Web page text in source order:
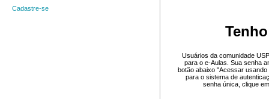
Cadastre-se
Usuários da comunidade
para o e-Aulas. Sua senha
botão abaixo "Acessar
para o sistema de
senha única, clique